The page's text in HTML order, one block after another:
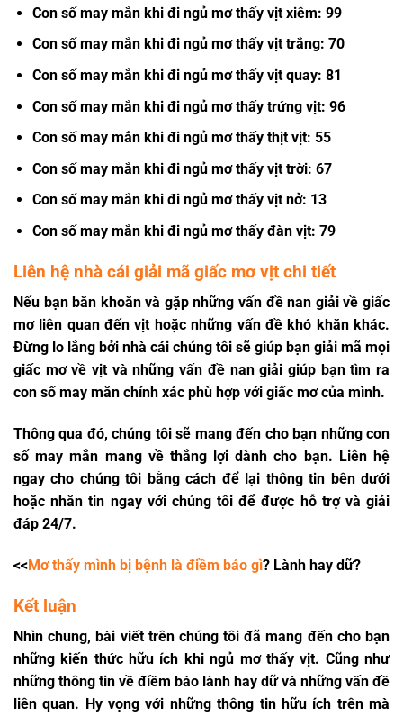
Con số may mắn khi đi ngủ mơ thấy vịt xiêm: 99
Con số may mắn khi đi ngủ mơ thấy vịt trắng: 70
Con số may mắn khi đi ngủ mơ thấy vịt quay: 81
Con số may mắn khi đi ngủ mơ thấy trứng vịt: 96
Con số may mắn khi đi ngủ mơ thấy thịt vịt: 55
Con số may mắn khi đi ngủ mơ thấy vịt trời: 67
Con số may mắn khi đi ngủ mơ thấy vịt nở: 13
Con số may mắn khi đi ngủ mơ thấy đàn vịt: 79
Liên hệ nhà cái giải mã giấc mơ vịt chi tiết
Nếu bạn băn khoăn và gặp những vấn đề nan giải về giấc
mơ liên quan đến vịt hoặc những vấn đề khó khăn khác.
Đừng lo lắng bởi nhà cái chúng tôi sẽ giúp bạn giải mã mọi
giấc mơ về vịt và những vấn đề nan giải giúp bạn tìm ra
con số may mắn chính xác phù hợp với giấc mơ của mình.
Thông qua đó, chúng tôi sẽ mang đến cho bạn những con
số may mắn mang về thắng lợi dành cho bạn. Liên hệ
ngay cho chúng tôi bằng cách để lại thông tin bên dưới
hoặc nhắn tin ngay với chúng tôi để được hỗ trợ và giải
đáp 24/7.
<<Mơ thấy mình bị bệnh là điềm báo gì? Lành hay dữ?
Kết luận
Nhìn chung, bài viết trên chúng tôi đã mang đến cho bạn
những kiến thức hữu ích khi ngủ mơ thấy vịt. Cũng như
những thông tin về điềm báo lành hay dữ và những vấn đề
liên quan. Hy vọng với những thông tin hữu ích trên mà